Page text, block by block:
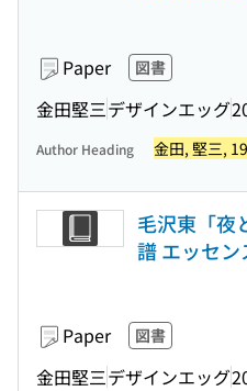
Paper 図書
金田堅三デザインエッグ
Author Heading 金田, 堅三,
毛沢東「夜
譜 エッセン
Paper 図書
金田堅三デザインエッグ